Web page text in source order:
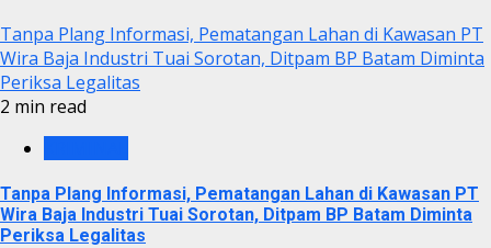
Tanpa Plang Informasi, Pematangan Lahan di Kawasan PT
Wira Baja Industri Tuai Sorotan, Ditpam BP Batam Diminta
Periksa Legalitas
2 min read
Tanpa Plang Informasi, Pematangan Lahan di Kawasan PT
Wira Baja Industri Tuai Sorotan, Ditpam BP Batam Diminta
Periksa Legalitas